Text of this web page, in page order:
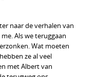
naar de verhalen van
Als we teruggaan
Wat moeten
ze al veel
met Albert van